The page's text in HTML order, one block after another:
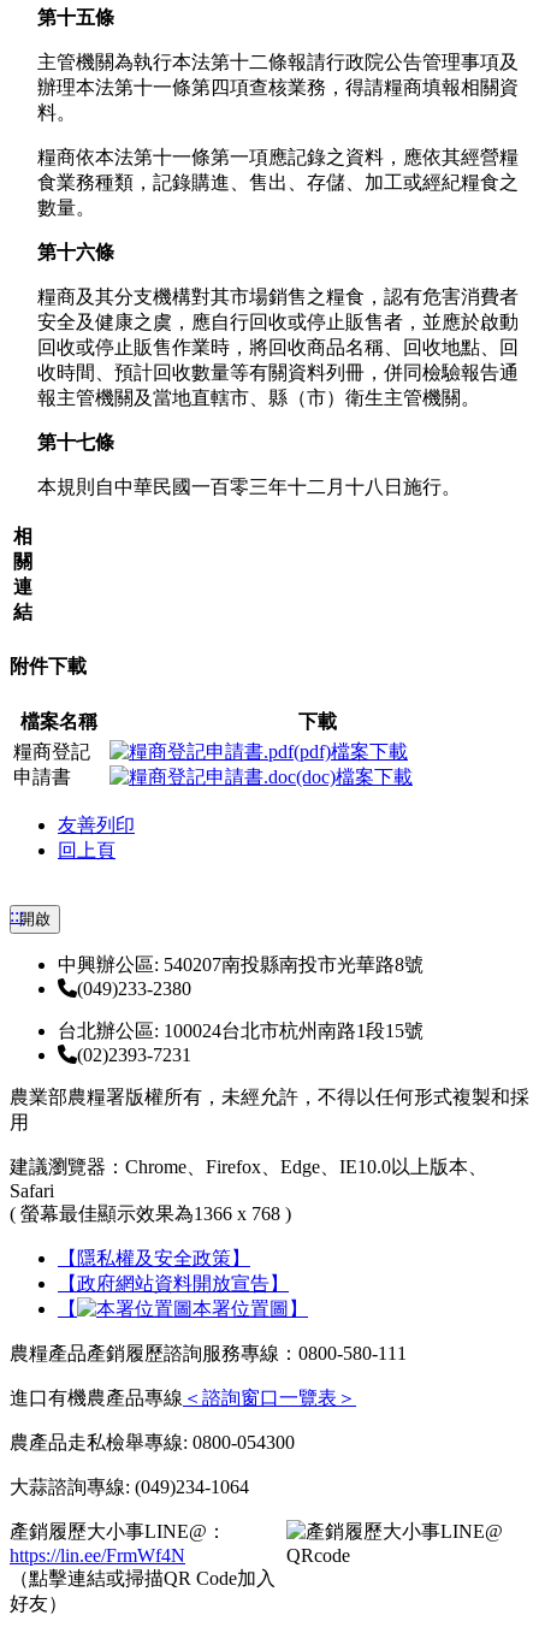
第十五條
主管機關為執行本法第十二條報請行政院公告管理事項及
辦理本法第十一條第四項查核業務，得請糧商填報相關資
料。
糧商依本法第十一條第一項應記錄之資料，應依其經營糧
食業務種類，記錄購進、售出、存儲、加工或經紀糧食之
數量。
第十六條
糧商及其分支機構對其市場銷售之糧食，認有危害消費者
安全及健康之虞，應自行回收或停止販售者，並應於啟動
回收或停止販售作業時，將回收商品名稱、回收地點、回
收時間、預計回收數量等有關資料列冊，併同檢驗報告通
報主管機關及當地直轄市、縣（市）衛生主管機關。
第十七條
本規則自中華民國一百零三年十二月十八日施行。
相
關
連
結
附件下載
檔案名稱
下載
糧商登記
申請書
友善列印
回上頁
:::開啟
中興辦公區: 540207南投縣南投市光華路8號
(049)233-2380
台北辦公區: 100024台北市杭州南路1段15號
(02)2393-7231
農業部農糧署版權所有，未經允許，不得以任何形式複製和採
用
建議瀏覽器：Chrome、Firefox、Edge、IE10.0以上版本、
Safari
( 螢幕最佳顯示效果為1366 x 768 )
【隱私權及安全政策】
【政府網站資料開放宣告】
【
本署位置圖】
農糧產品產銷履歷諮詢服務專線：0800-580-111
進口有機農產品專線 ＜諮詢窗口一覽表＞
農產品走私檢舉專線: 0800-054300
大蒜諮詢專線: (049)234-1064
產銷履歷大小事LINE@：
https://lin.ee/FrmWf4N
（點擊連結或掃描QR Code加入
好友）